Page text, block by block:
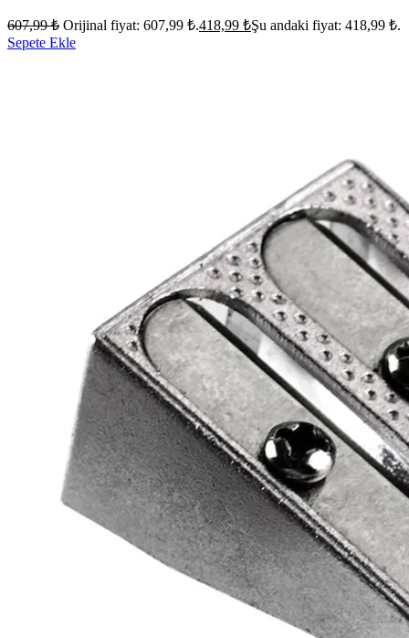
607,99₺ Orijinal fiyat: 607,99 ₺.418,99 ₺Şu andaki fiyat: 418,99 ₺.
Sepete Ekle